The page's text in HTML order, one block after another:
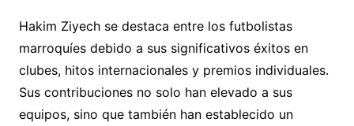
Hakim Ziyech se destaca entre los futbolistas
marroquíes debido a sus significativos éxitos en
clubes, hitos internacionales y premios individuales.
Sus contribuciones no solo han elevado a sus
equipos, sino que también han establecido un